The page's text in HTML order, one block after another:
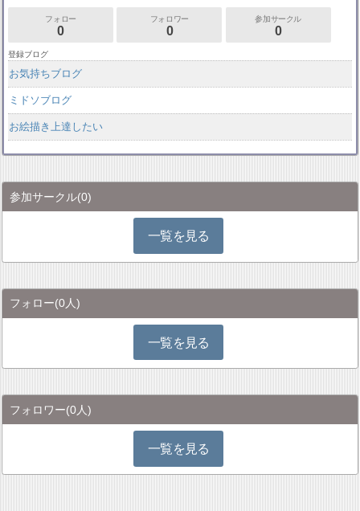
フォロー
0
フォロワー
0
参加サークル
0
登録ブログ
お気持ちブログ
ミドソブログ
お絵描き上達したい
参加サークル(0)
一覧を見る
フォロー(0人)
一覧を見る
フォロワー(0人)
一覧を見る